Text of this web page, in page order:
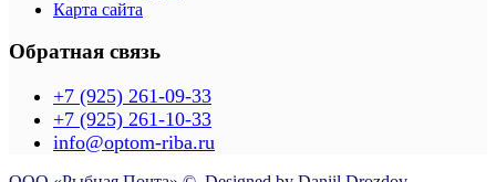
Карта сайта
Обратная связь
+7 (925) 261-09-33
+7 (925) 261-10-33
info@optom-riba.ru